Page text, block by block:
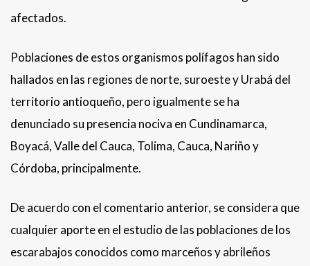
afectados.
Poblaciones de estos organismos polífagos han sido
hallados en las regiones de norte, suroeste y Urabá del
territorio antioqueño, pero igualmente se ha
denunciado su presencia nociva en Cundinamarca,
Boyacá, Valle del Cauca, Tolima, Cauca, Nariño y
Córdoba, principalmente.
De acuerdo con el comentario anterior, se considera que
cualquier aporte en el estudio de las poblaciones de los
escarabajos conocidos como marceños y abrileños